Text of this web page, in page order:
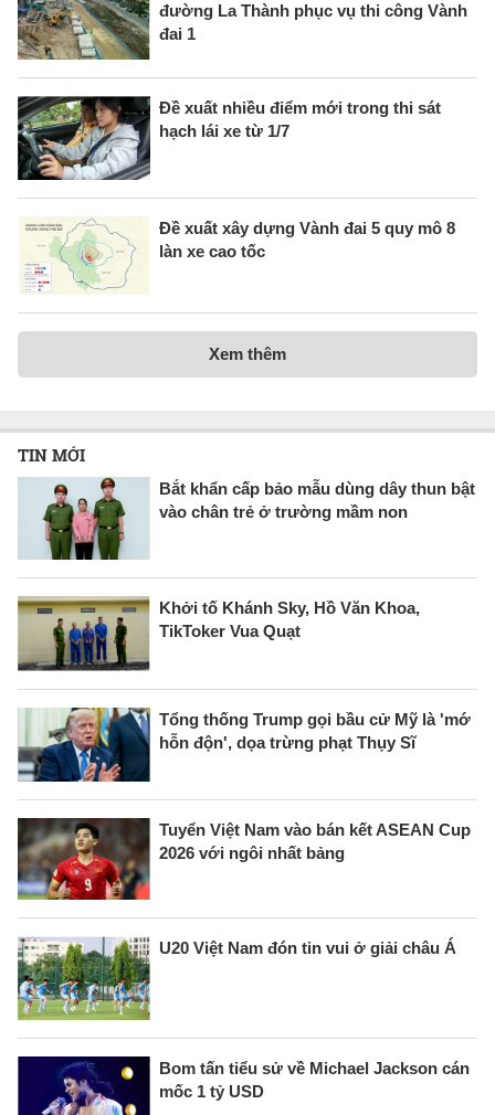
đường La Thành phục vụ thi công Vành
đai 1
Đề xuất nhiều điểm mới trong thi sát
hạch lái xe từ 1/7
Đề xuất xây dựng Vành đai 5 quy mô 8
làn xe cao tốc
Xem thêm
TIN MỚI
Bắt khẩn cấp bảo mẫu dùng dây thun bật
vào chân trẻ ở trường mầm non
Khởi tố Khánh Sky, Hồ Văn Khoa,
TikToker Vua Quạt
Tổng thống Trump gọi bầu cử Mỹ là 'mớ
hỗn độn', dọa trừng phạt Thụy Sĩ
Tuyển Việt Nam vào bán kết ASEAN Cup
2026 với ngôi nhất bảng
U20 Việt Nam đón tin vui ở giải châu Á
Bom tấn tiểu sử về Michael Jackson cán
mốc 1 tỷ USD